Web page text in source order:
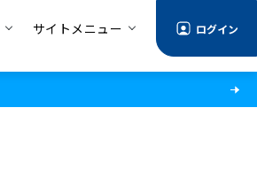
サイトメニュー ログイン